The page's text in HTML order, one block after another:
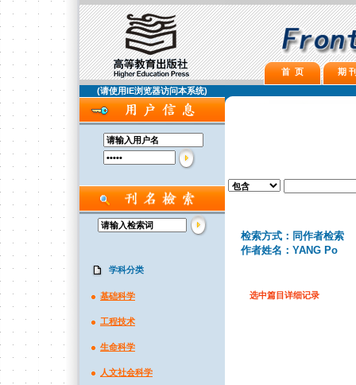
首 页 期
(请使用IE浏览器访问本系统)
学科分类
基础科学
工程技术
生命科学
人文社会科学
检索方式：同作者检索
作者姓名：YANG Po
选中篇目详细记录